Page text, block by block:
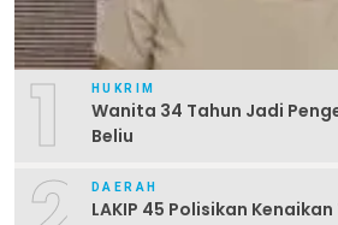
1 HUKRIM
Wanita 34 Tahun Jadi
Beliu
DAERAH
LAKIP 45 Polisikan